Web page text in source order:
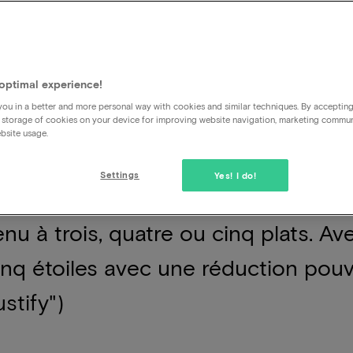
terminer une journée bien
de transports en commun,
de l'hôtel ou de se coucher.
d'un week-end réservent un
luxe comprend des restaurants
à trois, quatre ou cinq plats.
étoiles avec une réduction
experience!
in a better and more personal way with cookies and similar techniques. By
of cookies on your device for improving website navigation, marketing
usage.
Yes! I do!
Settings